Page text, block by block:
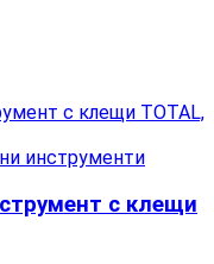
инструменти
с клещи